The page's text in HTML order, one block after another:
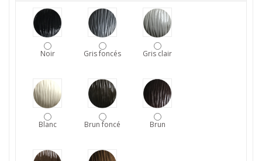
Noir Gris foncés Gris clair
Blanc Brun foncé Brun